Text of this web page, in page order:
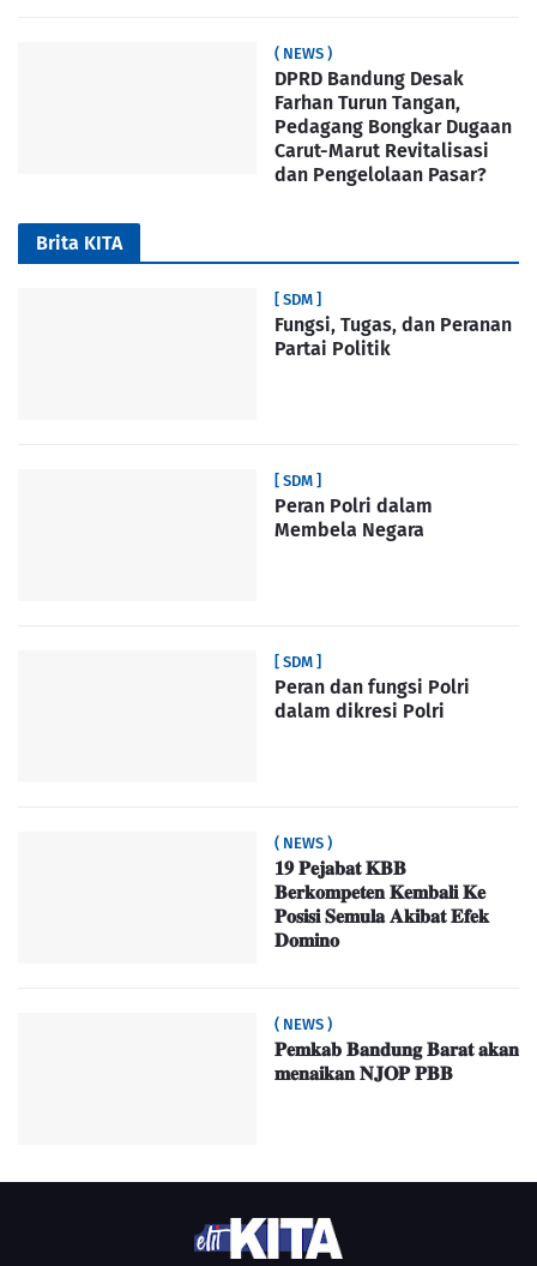
( NEWS )
DPRD Bandung Desak
Farhan Turun Tangan,
Pedagang Bongkar Dugaan
Carut-Marut Revitalisasi
dan Pengelolaan Pasar?
Brita KITA
[ SDM ]
Fungsi, Tugas, dan Peranan
Partai Politik
[ SDM ]
Peran Polri dalam
Membela Negara
[ SDM ]
Peran dan fungsi Polri
dalam dikresi Polri
( NEWS )
𝟏𝟗 𝐏𝐞𝐣𝐚𝐛𝐚𝐭 𝐊𝐁𝐁
𝐁𝐞𝐫𝐤𝐨𝐦𝐩𝐞𝐭𝐞𝐧 𝐊𝐞𝐦𝐛𝐚𝐥𝐢 𝐊𝐞
𝐏𝐨𝐬𝐢𝐬𝐢 𝐒𝐞𝐦𝐮𝐥𝐚 𝐀𝐤𝐢𝐛𝐚𝐭 𝐄𝐟𝐞𝐤
𝐃𝐨𝐦𝐢𝐧𝐨
( NEWS )
𝐏𝐞𝐦𝐤𝐚𝐛 𝐁𝐚𝐧𝐝𝐮𝐧𝐠 𝐁𝐚𝐫𝐚𝐭 𝐚𝐤𝐚𝐧
𝐦𝐞𝐧𝐚𝐢𝐤𝐚𝐧 𝐍𝐉𝐎𝐏 𝐏𝐁𝐁